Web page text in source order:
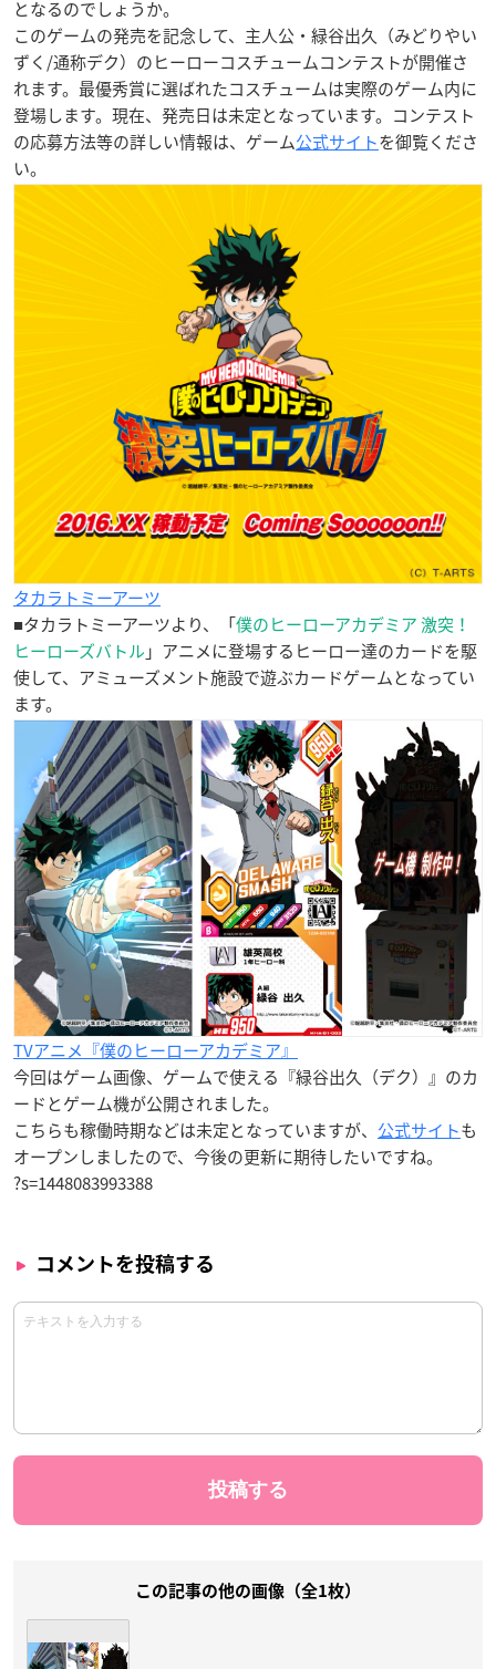
となるのでしょうか。
このゲームの発売を記念して、主人公・緑谷出久（みどりやい
ずく/通称デク）のヒーローコスチュームコンテストが開催さ
れます。最優秀賞に選ばれたコスチュームは実際のゲーム内に
登場します。現在、発売日は未定となっています。コンテスト
の応募方法等の詳しい情報は、ゲーム公式サイトを御覧くださ
い。
タカラトミーアーツ
■タカラトミーアーツより、「僕のヒーローアカデミア 激突！
ヒーローズバトル 」アニメに登場するヒーロー達のカードを駆
使して、アミューズメント施設で遊ぶカードゲームとなってい
ます。
TVアニメ『僕のヒーローアカデミア』
今回はゲーム画像、ゲームで使える『緑谷出久（デク）』のカ
ードとゲーム機が公開されました。
こちらも稼働時期などは未定となっていますが、 公式サイトも
オープンしましたので、今後の更新に期待したいですね。
?s=1448083993388
コメントを投稿する
この記事の他の画像（全1枚）